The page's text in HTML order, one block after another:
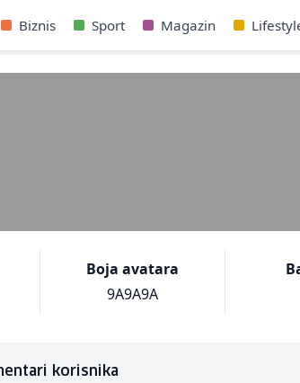
Biznis Sport Magazin
Boja avatara
9A9A9A
korisnika